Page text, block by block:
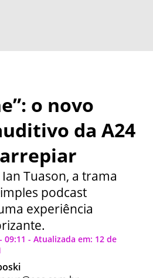
o novo
da A24
Tuason, a trama
podcast
experiência
09:11 - Atualizada em: 12 de